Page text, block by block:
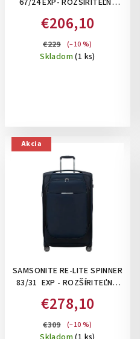
SAGE GREEN
€206,10
€229 (–10 %)
Skladom(1 ks)
Akcia
SAMSONITE RE-LITE SPINNER
83/31 EXP - ROZŠÍRITEĽNÝ
BALIACE KOCKY A
PERSONIFIKAČNÉ NÁLEPKY V
CENE: MIDNIGHT BLUE
€278,10
€309 (–10 %)